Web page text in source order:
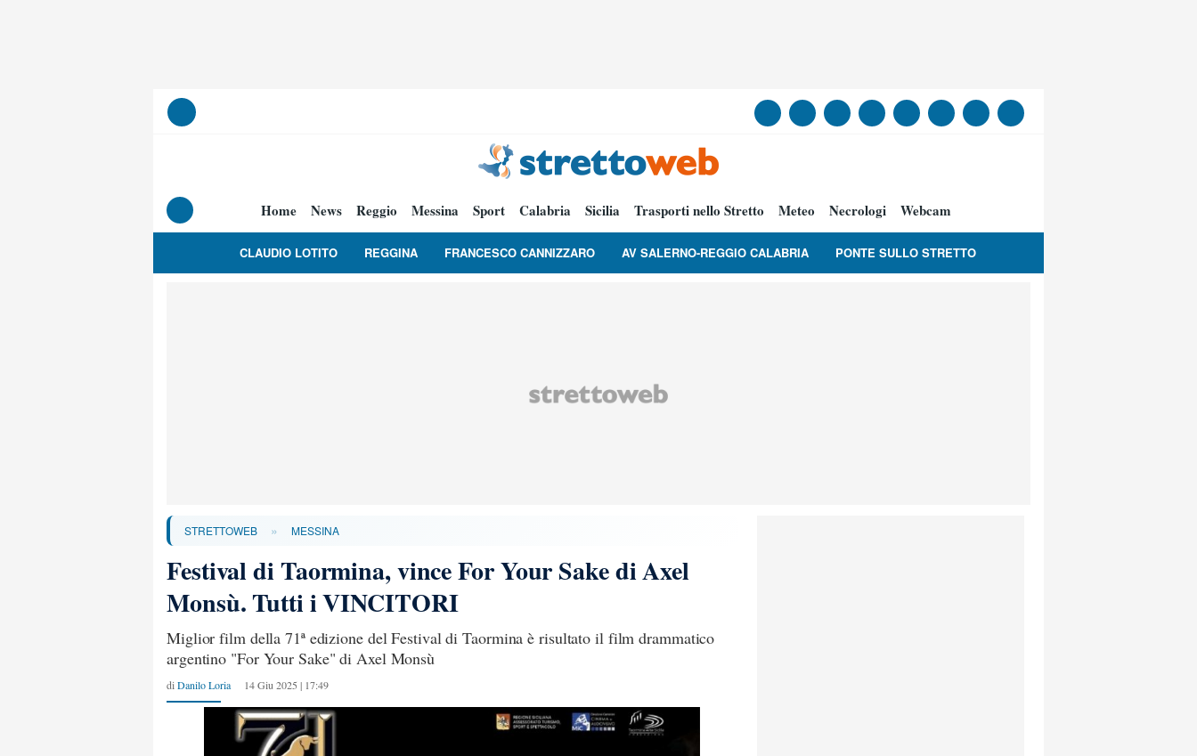
Home News Reggio Messina Sport Calabria Sicilia Trasporti nello Stretto Meteo Necrologi Webcam
CLAUDIO LOTITO REGGINA FRANCESCO CANNIZZARO AV SALERNO-REGGIO CALABRIA PONTE SULLO STRETTO
STRETTOWEB » MESSINA
Festival di Taormina, vince For Your Sake di Axel
Monsù. Tutti i VINCITORI
Miglior film della 71ª edizione del Festival di Taormina è risultato il film drammatico
argentino "For Your Sake" di Axel Monsù
di Danilo Loria 14 Giu 2025 | 17:49